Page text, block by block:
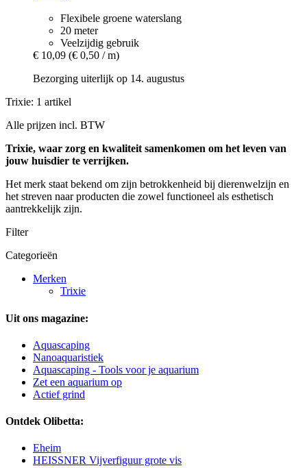
Flexibele groene waterslang
20 meter
Veelzijdig gebruik
€ 10,09 (€ 0,50 / m)
Bezorging uiterlijk op 14. augustus
Trixie: 1 artikel
Alle prijzen incl. BTW
Trixie, waar zorg en kwaliteit samenkomen om het leven van
jouw huisdier te verrijken.
Het merk staat bekend om zijn betrokkenheid bij dierenwelzijn en
het streven naar producten die zowel functioneel als esthetisch
aantrekkelijk zijn.
Filter
Categorieën
Merken
Trixie
Uit ons magazine:
Aquascaping
Nanoaquaristiek
Aquascaping - Tools voor je aquarium
Zet een aquarium op
Actief grind
Ontdek Olibetta:
Eheim
HEISSNER Vijverfiguur grote vis